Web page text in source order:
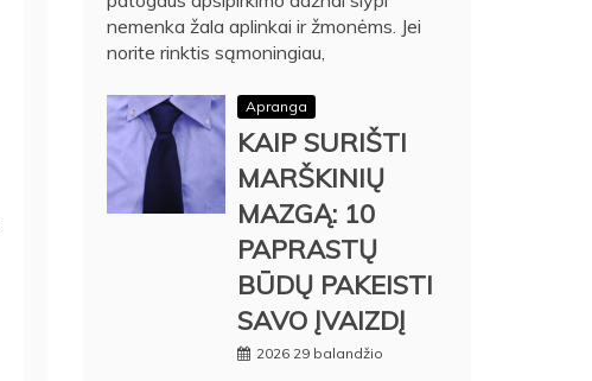
nemenka žala aplinkai ir žmonėms. Jei
norite rinktis sąmoningiau,
Apranga
KAIP SURIŠTI
MARŠKINIŲ
MAZGĄ: 10
PAPRASTŲ
BŪDŲ PAKEISTI
SAVO ĮVAIZDĮ
2026 29 balandžio